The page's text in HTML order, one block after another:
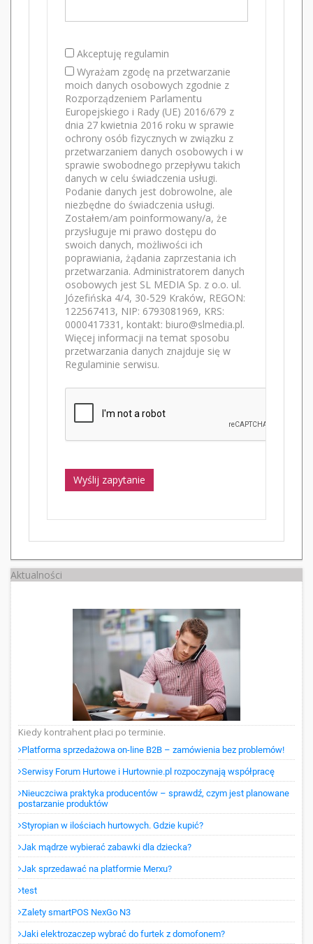
Akceptuję regulamin
Wyrażam zgodę na przetwarzanie
moich danych osobowych zgodnie z
Rozporządzeniem Parlamentu
Europejskiego i Rady (UE) 2016/679 z
dnia 27 kwietnia 2016 roku w sprawie
ochrony osób fizycznych w związku z
przetwarzaniem danych osobowych i w
sprawie swobodnego przepływu takich
danych w celu świadczenia usługi.
Podanie danych jest dobrowolne, ale
niezbędne do świadczenia usługi.
Zostałem/am poinformowany/a, że
przysługuje mi prawo dostępu do
swoich danych, możliwości ich
poprawiania, żądania zaprzestania ich
przetwarzania. Administratorem danych
osobowych jest SL MEDIA Sp. z o.o. ul.
Józefińska 4/4, 30-529 Kraków, REGON:
122567413, NIP: 6793081969, KRS:
0000417331, kontakt: biuro@slmedia.pl.
Więcej informacji na temat sposobu
przetwarzania danych znajduje się w
Regulaminie serwisu.
Wyślij zapytanie
Aktualności
Kiedy kontrahent płaci po terminie.
Platforma sprzedażowa on-line B2B – zamówienia bez problemów!
Serwisy Forum Hurtowe i Hurtownie.pl rozpoczynają współpracę
Nieuczciwa praktyka producentów – sprawdź, czym jest planowane
postarzanie produktów
Styropian w ilościach hurtowych. Gdzie kupić?
Jak mądrze wybierać zabawki dla dziecka?
Jak sprzedawać na platformie Merxu?
test
Zalety smartPOS NexGo N3
Jaki elektrozaczep wybrać do furtek z domofonem?